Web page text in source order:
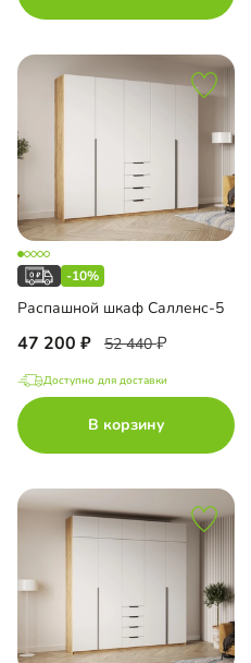
-10%
Распашной шкаф Салленс-5
47 200 52 440
Доступно для доставки
В корзину